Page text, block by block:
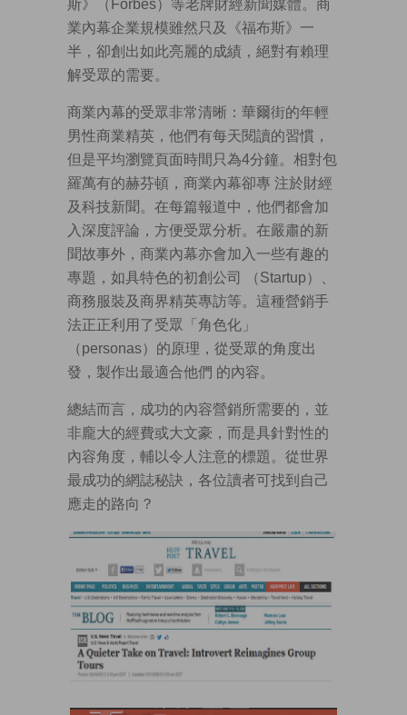
斯》（Forbes）等老牌財經新聞媒體。商
業內幕企業規模雖然只及《福布斯》一
半，卻創出如此亮麗的成績，絕對有賴理
解受眾的需要。
商業內幕的受眾非常清晰：華爾街的年輕
男性商業精英，他們有每天閱讀的習慣，
但是平均瀏覽頁面時間只為4分鐘。相對包
羅萬有的赫芬頓，商業內幕卻專 注於財經
及科技新聞。在每篇報道中，他們都會加
入深度評論，方便受眾分析。在嚴肅的新
聞故事外，商業內幕亦會加入一些有趣的
專題，如具特色的初創公司 （Startup）、
商務服裝及商界精英專訪等。這種營銷手
法正正利用了受眾「角色化」
（personas）的原理，從受眾的角度出
發，製作出最適合他們 的內容。
總結而言，成功的內容營銷所需要的，並
非龐大的經費或大文豪，而是具針對性的
內容角度，輔以令人注意的標題。從世界
最成功的網誌秘訣，各位讀者可找到自己
應走的路向？